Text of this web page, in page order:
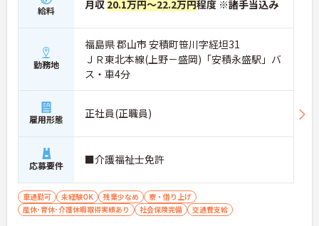
給料 月収 20.1万円～22.2万円程度 ※諸手当込み
勤務地
福島県 郡山市 安積町笹川字経坦31
ＪＲ東北本線(上野－盛岡)「安積永盛駅」バ
ス・車4分
雇用形態 正社員(正職員)
応募要件 ■介護福祉士免許
車通勤可 未経験OK 残業少なめ
寮・借り上げ
産休･育休･介護休暇取得実績あり
社会保険完備 交通費支給